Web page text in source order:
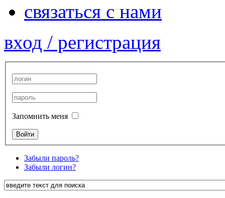
связаться с нами
вход / регистрация
Запомнить меня
Забыли пароль?
Забыли логин?